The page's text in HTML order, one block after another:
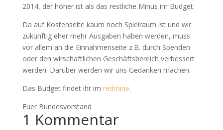
2014, der höher ist als das restliche Minus im Budget.
Da auf Kostenseite kaum noch Spielraum ist und wir
zukünftig eher mehr Ausgaben haben werden, muss
vor allem an die Einnahmenseite z.B. durch Spenden
oder den wirschaftlichen Geschäftsbereich verbessert
werden. Darüber werden wir uns Gedanken machen.
Das Budget findet ihr im redmine.
Euer Bundesvorstand
1 Kommentar